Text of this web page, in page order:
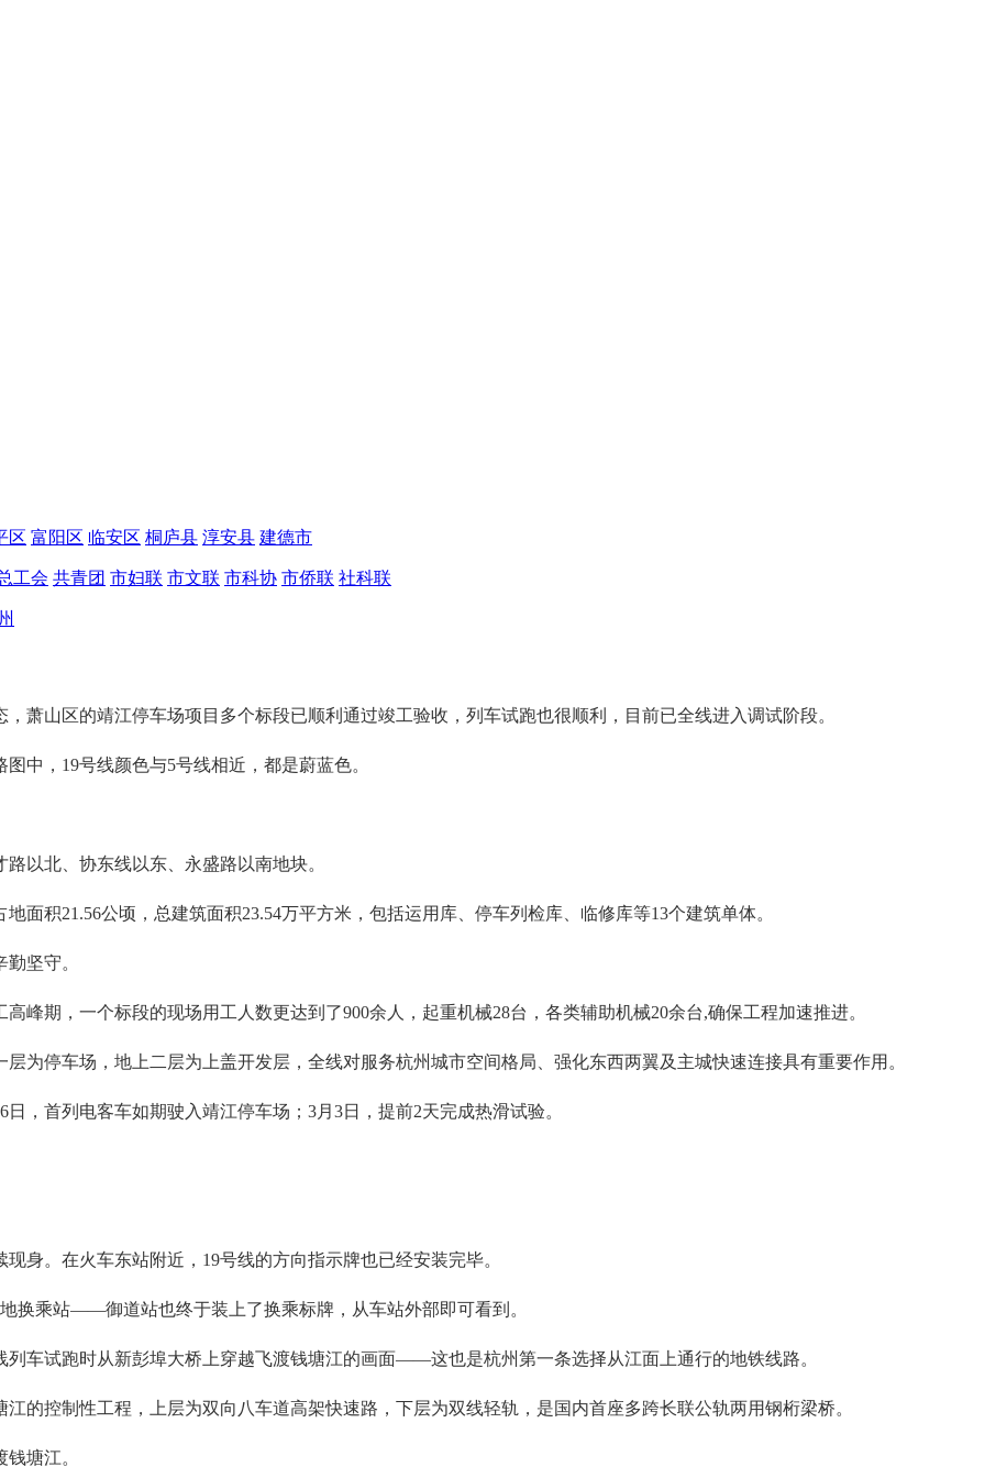
区 富阳区 临安区 桐庐县 淳安县 建德市
工会 共青团 市妇联 市文联 市科协 市侨联 社科联
萧山区的靖江停车场项目多个标段已顺利通过竣工验收，列车试跑也很顺利，目前已全线进入调试阶段。
中，19号线颜色与5号线相近，都是蔚蓝色。
以北、协东线以东、永盛路以南地块。
面积21.56公顷，总建筑面积23.54万平方米，包括运用库、停车列检库、临修库等13个建筑单体。
坚守。
峰期，一个标段的现场用工人数更达到了900余人，起重机械28台，各类辅助机械20余台,确保工程加速推进。
为停车场，地上二层为上盖开发层，全线对服务杭州城市空间格局、强化东西两翼及主城快速连接具有重要作用。
，首列电客车如期驶入靖江停车场；3月3日，提前2天完成热滑试验。
身。在火车东站附近，19号线的方向指示牌也已经安装完毕。
换乘站——御道站也终于装上了换乘标牌，从车站外部即可看到。
车试跑时从新彭埠大桥上穿越飞渡钱塘江的画面——这也是杭州第一条选择从江面上通行的地铁线路。
的控制性工程，上层为双向八车道高架快速路，下层为双线轻轨，是国内首座多跨长联公轨两用钢桁梁桥。
塘江。